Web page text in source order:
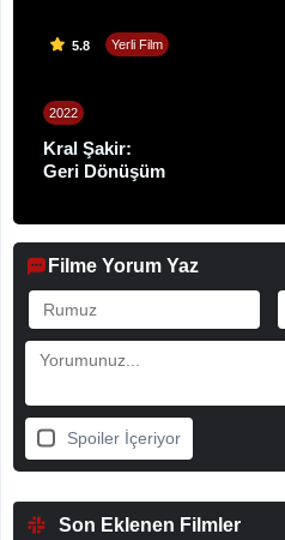
5.8 Yerli Film
2022
Kral Şakir:
Geri Dönüşüm
Filme Yorum Yaz
Spoiler İçeriyor
Son Eklenen Filmler